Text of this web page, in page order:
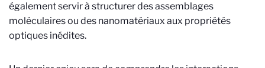
également servir à structurer des assemblages
moléculaires ou des nanomatériaux aux propriétés
optiques inédites.